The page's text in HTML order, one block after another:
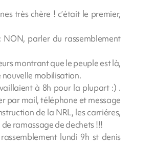
très chère ! c’était le premier,
parler du rassemblement
montrant que le peuple est là,
nouvelle mobilisation.
à 8h pour la plupart :) .
par mail, téléphone et message
de la NRL, les carriéres,
ramassage de dechets !!!
lundi 9h st denis